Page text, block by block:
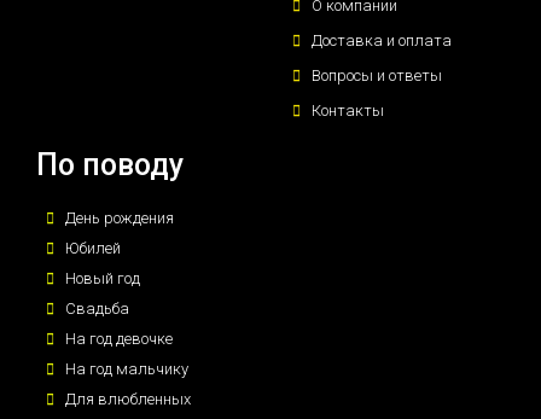
О компании
Доставка и оплата
Вопросы и ответы
Контакты
По поводу
День рождения
Юбилей
Новый год
Свадьба
На год девочке
На год мальчику
Для влюбленных